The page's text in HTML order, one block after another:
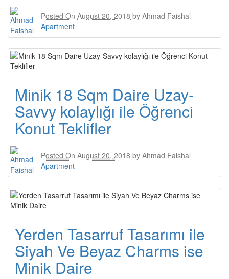
Posted On August 20, 2018 by Ahmad Faishal
Apartment
Minik 18 Sqm Daire Uzay-
Savvy kolaylığı ile Öğrenci
Konut Teklifler
Posted On August 20, 2018 by Ahmad Faishal
Apartment
Yerden Tasarruf Tasarımı ile
Siyah Ve Beyaz Charms ise
Minik Daire